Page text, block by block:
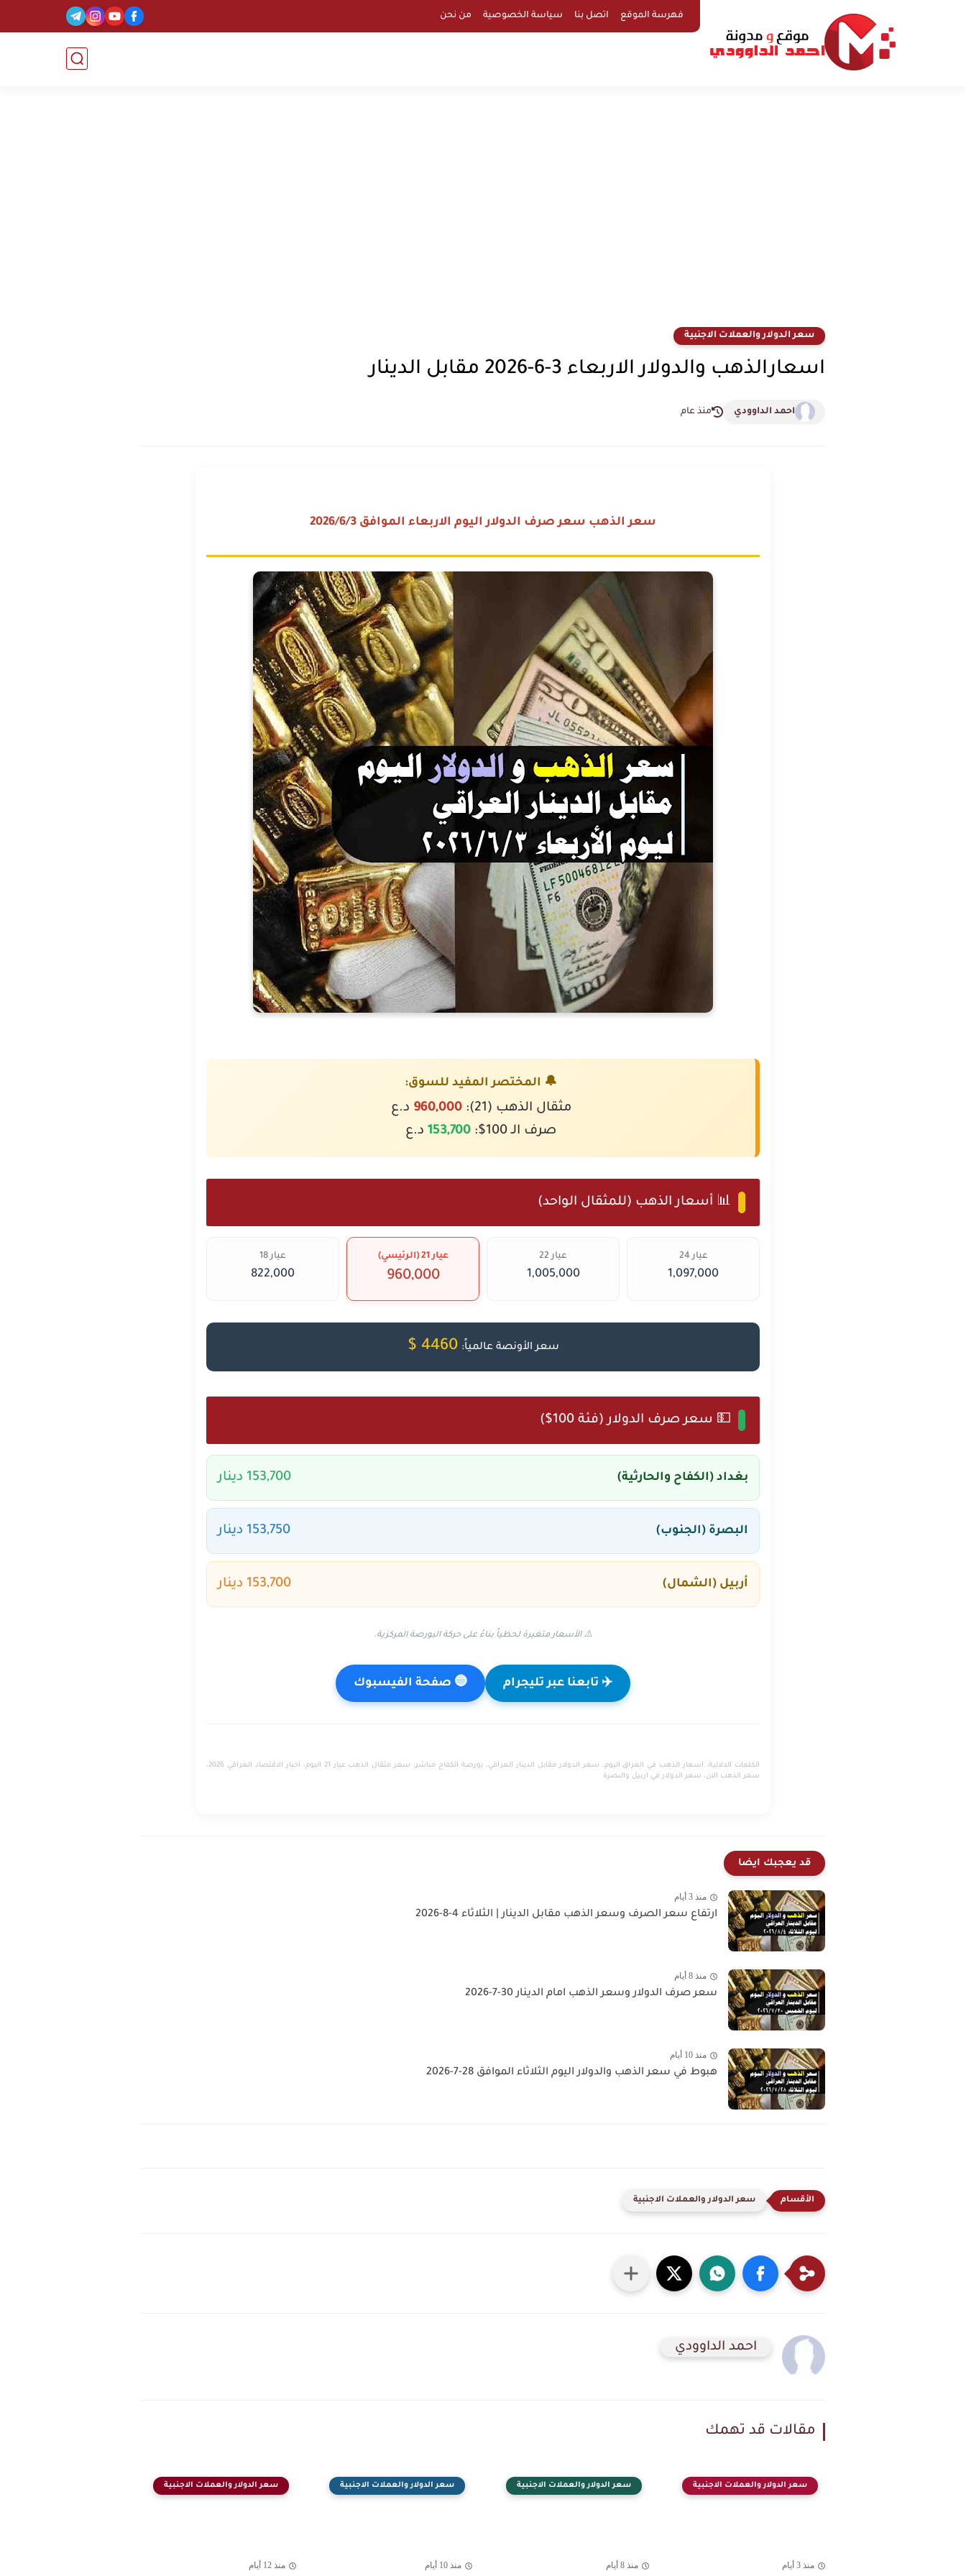
فهرسة الموقع اتصل بنا سياسة الخصوصية من نحن
سعر الدولار والعملات الاجنبية
اسعارالذهب والدولار الاربعاء 3-6-2026 مقابل الدينار
احمد الداوودي منذ عام
سعر الذهب سعر صرف الدولار اليوم الاربعاء الموافق 2026/6/3
🔔 المختصر المفيد للسوق:
مثقال الذهب (21): 960,000 د.ع
صرف الـ 100$:
153,700 د.ع
📊 أسعار الذهب (للمثقال الواحد)
عيار 24
1,097,000
عيار 22
1,005,000
عيار 21 (الرئيسي)
960,000
عيار 18
822,000
سعر الأونصة عالمياً: 4460 $
💵 سعر صرف الدولار (فئة 100$)
بغداد (الكفاح والحارثية) 153,700 دينار
البصرة (الجنوب) 153,750 دينار
أربيل (الشمال) 153,700 دينار
⚠️ الأسعار متغيرة لحظياً بناءً على حركة البورصة المركزية.
✈️ تابعنا عبر تليجرام 🔵 صفحة الفيسبوك
الكلمات الدلالية:
اسعار الذهب في العراق اليوم، سعر الدولار مقابل الدينار العراقي، بورصة الكفاح مباشر، سعر مثقال الذهب عيار 21 اليوم، اخبار الاقتصاد العراقي 2026،
سعر الذهب الان، سعر الدولار في اربيل والبصرة
قد يعجبك ايضا
منذ 3 أيام
ارتفاع سعر الصرف وسعر الذهب مقابل الدينار | الثلاثاء 4-8-2026
منذ 8 أيام
سعر صرف الدولار وسعر الذهب امام الدينار 30-7-2026
منذ 10 أيام
هبوط في سعر الذهب والدولار اليوم الثلاثاء الموافق 28-7-2026
سعر الدولار والعملات الاجنبية
احمد الداوودي
مقالات قد تهمك
سعر الدولار والعملات الاجنبية
منذ 3 أيام
سعر الدولار والعملات الاجنبية
منذ 8 أيام
سعر الدولار والعملات الاجنبية
منذ 10 أيام
سعر الدولار والعملات الاجنبية
منذ 12 أيام